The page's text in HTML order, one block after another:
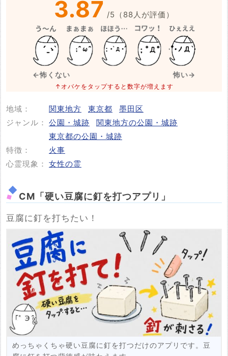
※事件・事故が起きた日付
投稿する
3.87 /5 （ 88人が評価）
←怖くない 怖い→
↑オバケをタップすると数字が増えます
地域： 関東地方 東京都
墨田区
ジャンル： 公園・城跡
関東地方の公園・城跡
東京都の公園・城跡
特徴：
火事
心霊現象： 女性の霊
CM「硬い豆腐に釘を打つアプリ」
豆腐に釘を打ちたい！
めっちゃくちゃ硬い豆腐に釘を打つだけのアプリです。豆